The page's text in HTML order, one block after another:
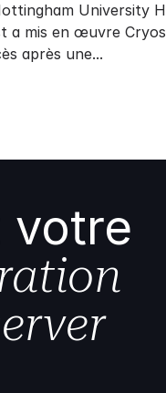
University
a mis en œuvre
après une...
votre